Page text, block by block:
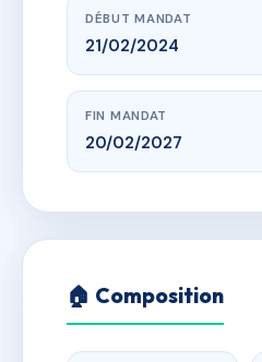
DÉBUT MANDAT
21/02/2024
FIN MANDAT
20/02/2027
🏠 Composition